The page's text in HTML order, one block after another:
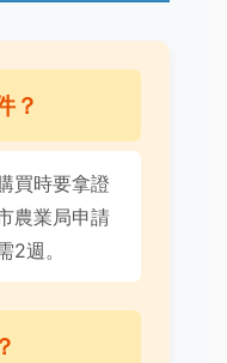
？
買時要拿證
農業局申請
2週。